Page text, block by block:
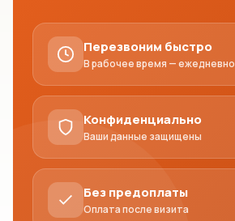
Перезвоним быстро
В рабочее время — ежедневно
Конфиденциально
Ваши данные защищены
Без предоплаты
Оплата после визита